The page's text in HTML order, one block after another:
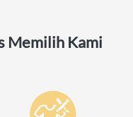
Memilih Kami